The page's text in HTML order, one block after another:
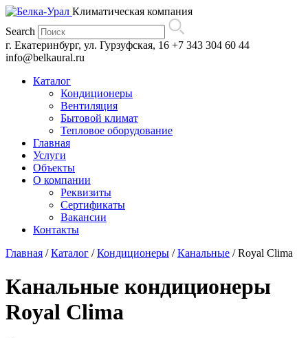
Климатическая компания
Search
г. Екатеринбург, ул. Гурзуфская, 16 +7 343 304 60 44
info@belkaural.ru
Каталог
Кондиционеры
Вентиляция
Бытовой климат
Тепловое оборудование
Главная
Услуги
Объекты
О компании
Реквизиты
Сертификаты
Вакансии
Контакты
Главная /Каталог /Кондиционеры /Канальные /Royal Clima
Канальные кондиционеры
Royal Clima